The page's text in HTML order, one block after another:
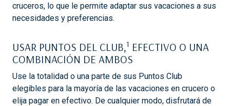
cruceros, lo que le permite adaptar sus vacaciones a sus
necesidades y preferencias.
USAR PUNTOS DEL CLUB,1 EFECTIVO O UNA
COMBINACIÓN DE AMBOS
Use la totalidad o una parte de sus Puntos Club
elegibles para la mayoría de las vacaciones en crucero o
elija pagar en efectivo. De cualquier modo, disfrutará de